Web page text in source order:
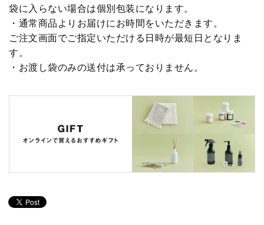
袋に入らない場合は個別包装になります。
・通常商品よりお届けにお時間をいただきます。
ご注文画面でご指定いただける日時が最短日となりま
す。
・お渡し袋のみの送付は承っておりません。